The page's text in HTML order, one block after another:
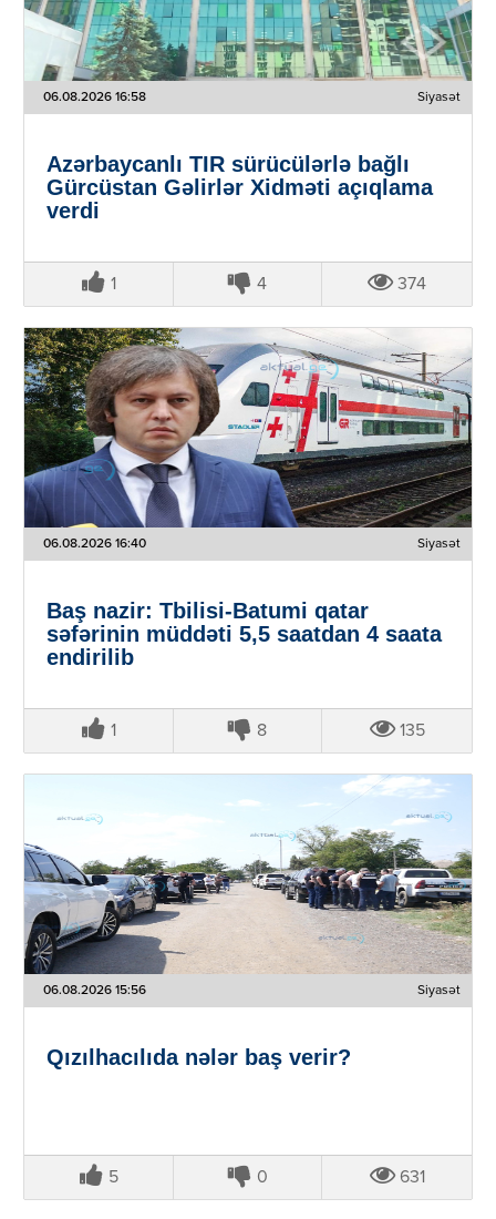
06.08.2026 16:58 Siyasət
Azərbaycanlı TIR sürücülərlə bağlı
Gürcüstan Gəlirlər Xidməti açıqlama
verdi
1 4 374
06.08.2026 16:40 Siyasət
Baş nazir: Tbilisi-Batumi qatar
səfərinin müddəti 5,5 saatdan 4 saata
endirilib
1 8 135
06.08.2026 15:56 Siyasət
Qızılhacılıda nələr baş verir?
5 0 631